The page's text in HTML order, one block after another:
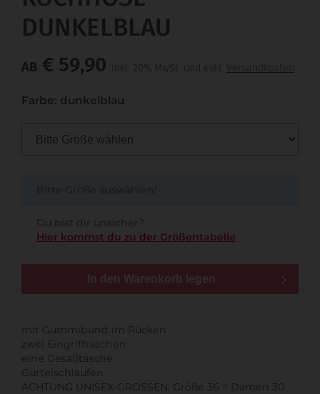
DUNKELBLAU
AB € 59,90 inkl. 20% MwSt. und exkl. Versandkosten
Farbe: dunkelblau
Bitte Größe auswählen!
Du bist dir unsicher?
Hier kommst du zu der Größentabelle
In den Warenkorb legen
mit Gummibund im Rücken
zwei Eingrifftaschen
eine Gesäßtasche
Gürtelschlaufen
ACHTUNG UNISEX-GRÖSSEN: Größe 36 = Damen 30